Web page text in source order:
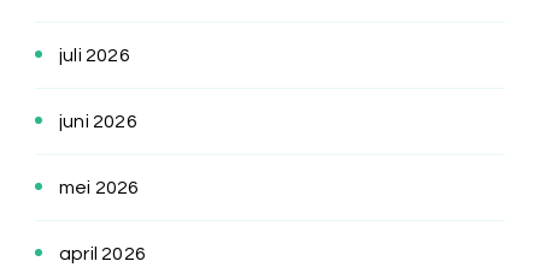
juli 2026
juni 2026
mei 2026
april 2026